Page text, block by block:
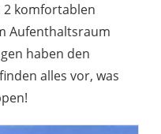
komfortablen
Aufenthaltsraum
haben den
alles vor, was